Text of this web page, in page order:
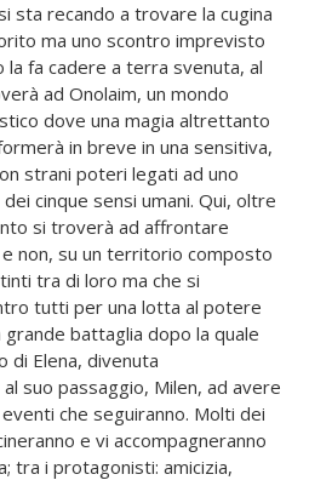
sta recando a trovare la cugina
ma uno scontro imprevisto
la fa cadere a terra svenuta, al
ad Onolaim, un mondo
dove una magia altrettanto
in breve in una sensitiva,
strani poteri legati ad uno
cinque sensi umani. Qui, oltre
si troverà ad affrontare
non, su un territorio composto
tra di loro ma che si
tutti per una lotta al potere
grande battaglia dopo la quale
di Elena, divenuta
suo passaggio, Milen, ad avere
che seguiranno. Molti dei
e vi accompagneranno
tra i protagonisti: amicizia,